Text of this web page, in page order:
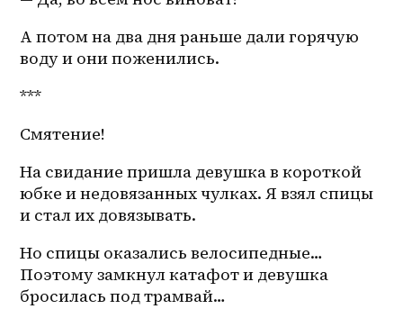
А потом на два дня раньше дали горячую
воду и они поженились.
***
Смятение!
На свидание пришла девушка в короткой
юбке и недовязанных чулках. Я взял спицы
и стал их довязывать.
Но спицы оказались велосипедные…
Поэтому замкнул катафот и девушка
бросилась под трамвай…